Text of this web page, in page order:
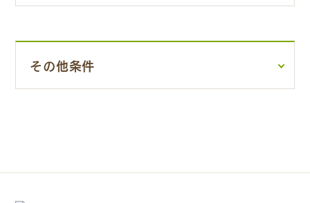
その他条件